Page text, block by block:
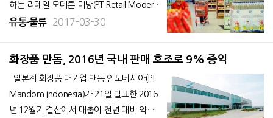
하는 리테일 모데른 미낭(PT Retail Modern
Minang)은 연내 점포망을 확대해 나갈 계획
점 등과 제휴해 현재 점포 수에서 15배, 총 3
유통∙물류 2017-03-30
화장품 만돔, 2016년 국내 판매 호조로 9% 증익
Mandom Indonesia)가 21일 발표한 2016
년 12월기 결산에서 매출이 전년 대비 약